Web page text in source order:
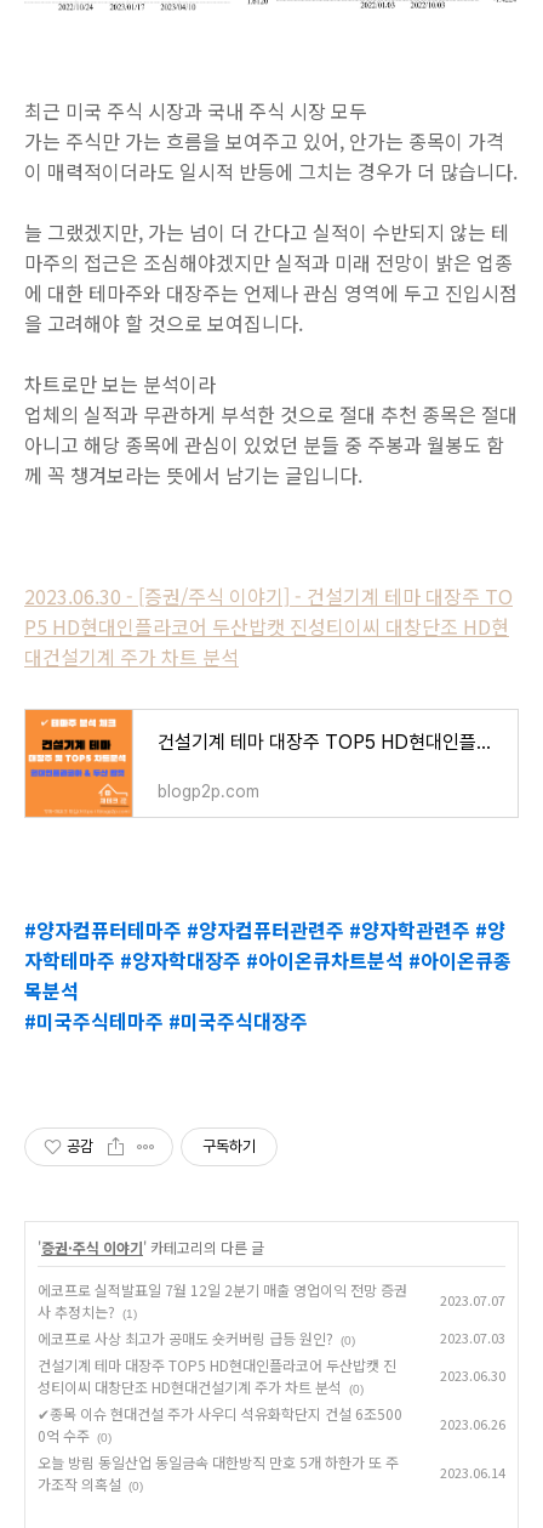
최근 미국 주식 시장과 국내 주식 시장 모두
가는 주식만 가는 흐름을 보여주고 있어, 안가는 종목이 가격
이 매력적이더라도 일시적 반등에 그치는 경우가 더 많습니다.
늘 그랬겠지만, 가는 넘이 더 간다고 실적이 수반되지 않는 테
마주의 접근은 조심해야겠지만 실적과 미래 전망이 밝은 업종
에 대한 테마주와 대장주는 언제나 관심 영역에 두고 진입시점
을 고려해야 할 것으로 보여집니다.
차트로만 보는 분석이라
업체의 실적과 무관하게 부석한 것으로 절대 추천 종목은 절대
아니고 해당 종목에 관심이 있었던 분들 중 주봉과 월봉도 함
께 꼭 챙겨보라는 뜻에서 남기는 글입니다.
2023.06.30 - [증권/주식 이야기] - 건설기계 테마 대장주 TO
P5 HD현대인플라코어 두산밥캣 진성티이씨 대창단조 HD현
대건설기계 주가 차트 분석
건설기계 테마 대장주 TOP5 HD현대인플라코어 두산밥캣 진성티이씨 대창단조 HD현대건설기계 주
blogp2p.com
#양자컴퓨터테마주 #양자컴퓨터관련주 #양자학관련주 #양
자학테마주 #양자학대장주 #아이온큐차트분석 #아이온큐종
목분석
#미국주식테마주 #미국주식대장주
공감 구독하기
'증권·주식 이야기' 카테고리의 다른 글
에코프로 실적발표일 7월 12일 2분기 매출 영업이익 전망 증권
사 추정치는?
(1)
2023.07.07
에코프로 사상 최고가 공매도 숏커버링 급등 원인? (0) 2023.07.03
건설기계 테마 대장주 TOP5 HD현대인플라코어 두산밥캣 진
성티이씨 대창단조 HD현대건설기계 주가 차트 분석
(0)
2023.06.30
✔종목 이슈 현대건설 주가 사우디 석유화학단지 건설 6조500
0억 수주 (0)
2023.06.26
오늘 방림 동일산업 동일금속 대한방직 만호 5개 하한가 또 주
가조작 의혹설
(0)
2023.06.14